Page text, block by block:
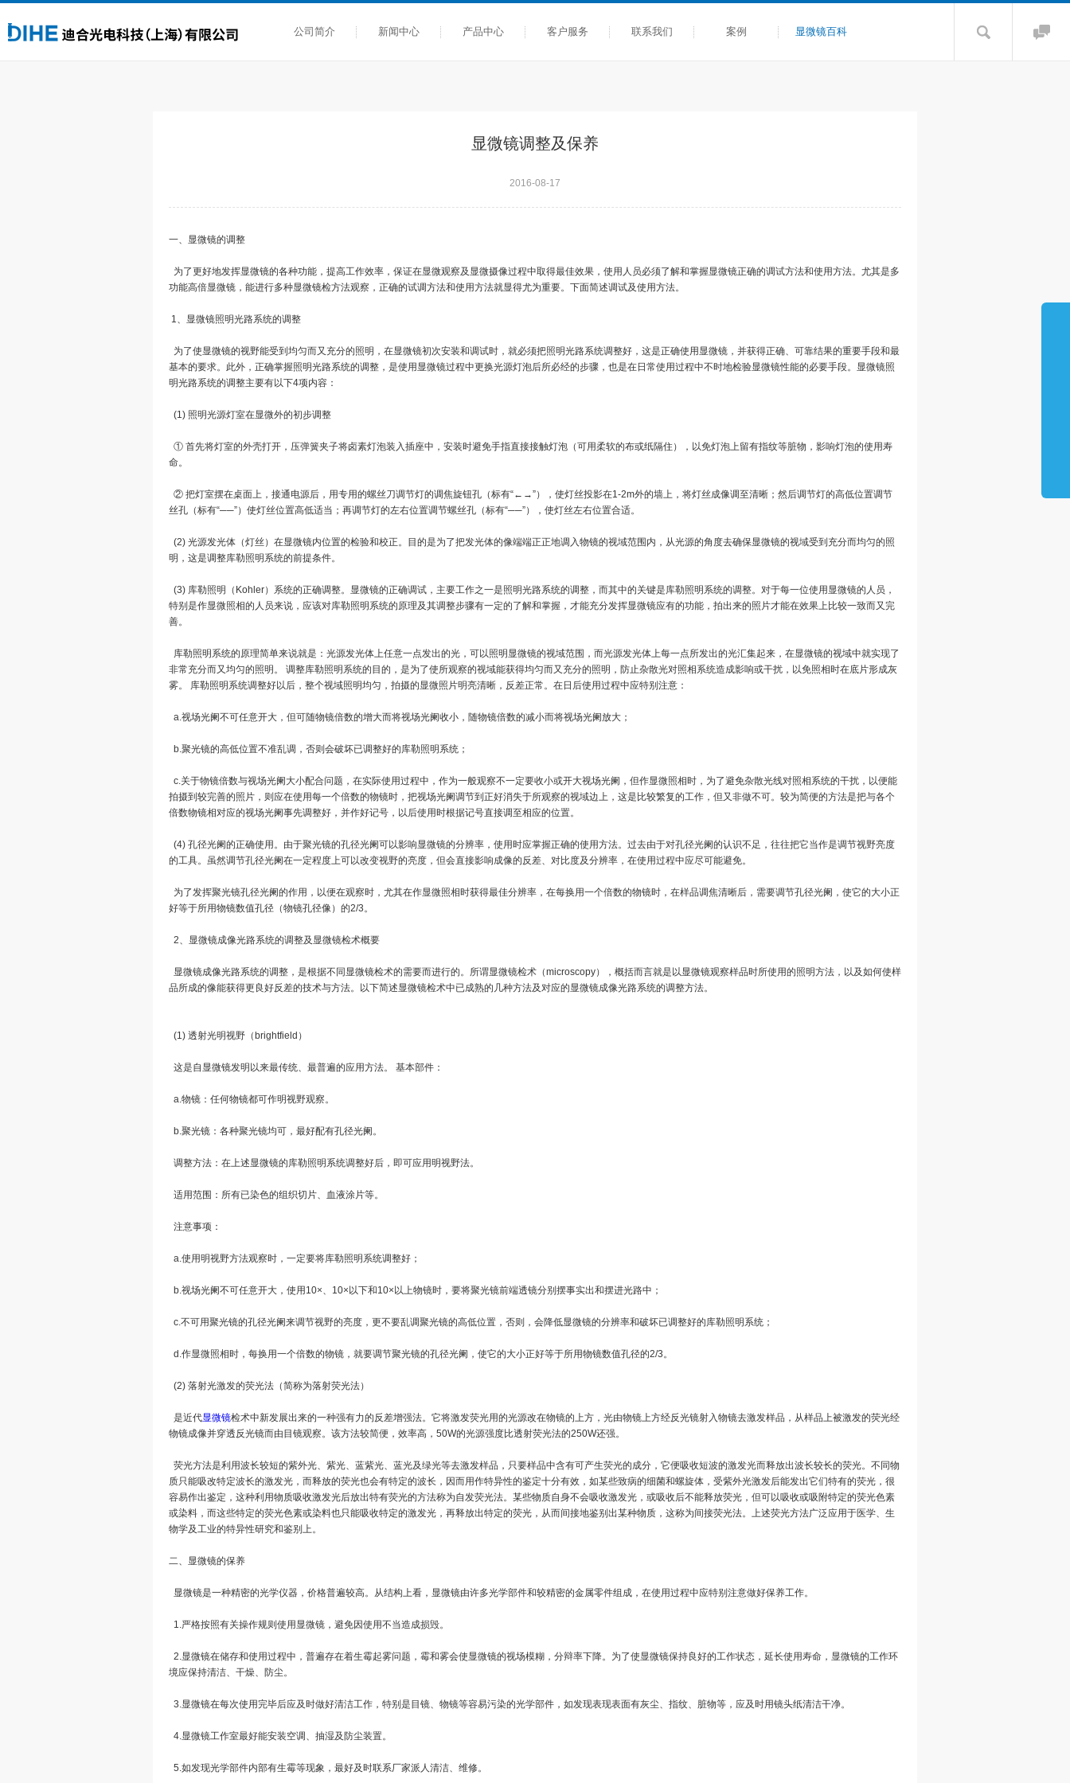
公司简介 新闻中心 产品中心 客户服务 联系我们 案例 显微镜百科
显微镜调整及保养
2016-08-17
一、显微镜的调整
为了更好地发挥显微镜的各种功能，提高工作效率，保证在显微观察及显微摄像过程中取得最佳效果，使用人员必须了解和掌握显微镜正确的调试方法和使用方法。尤其是多
功能高倍显微镜，能进行多种显微镜检方法观察，正确的试调方法和使用方法就显得尤为重要。下面简述调试及使用方法。
1、显微镜照明光路系统的调整
为了使显微镜的视野能受到均匀而又充分的照明，在显微镜初次安装和调试时，就必须把照明光路系统调整好，这是正确使用显微镜，并获得正确、可靠结果的重要手段和最
基本的要求。此外，正确掌握照明光路系统的调整，是使用显微镜过程中更换光源灯泡后所必经的步骤，也是在日常使用过程中不时地检验显微镜性能的必要手段。显微镜照
明光路系统的调整主要有以下4项内容：
(1) 照明光源灯室在显微外的初步调整
① 首先将灯室的外壳打开，压弹簧夹子将卤素灯泡装入插座中，安装时避免手指直接接触灯泡（可用柔软的布或纸隔住），以免灯泡上留有指纹等脏物，影响灯泡的使用寿
命。
② 把灯室摆在桌面上，接通电源后，用专用的螺丝刀调节灯的调焦旋钮孔（标有“←→”），使灯丝投影在1-2m外的墙上，将灯丝成像调至清晰；然后调节灯的高低位置调节
丝孔（标有“──”）使灯丝位置高低适当；再调节灯的左右位置调节螺丝孔（标有“──”），使灯丝左右位置合适。
(2) 光源发光体（灯丝）在显微镜内位置的检验和校正。目的是为了把发光体的像端端正正地调入物镜的视域范围内，从光源的角度去确保显微镜的视域受到充分而均匀的照
明，这是调整库勒照明系统的前提条件。
(3) 库勒照明（Kohler）系统的正确调整。显微镜的正确调试，主要工作之一是照明光路系统的调整，而其中的关键是库勒照明系统的调整。对于每一位使用显微镜的人员，
特别是作显微照相的人员来说，应该对库勒照明系统的原理及其调整步骤有一定的了解和掌握，才能充分发挥显微镜应有的功能，拍出来的照片才能在效果上比较一致而又完
善。
库勒照明系统的原理简单来说就是：光源发光体上任意一点发出的光，可以照明显微镜的视域范围，而光源发光体上每一点所发出的光汇集起来，在显微镜的视域中就实现了
非常充分而又均匀的照明。 调整库勒照明系统的目的，是为了使所观察的视域能获得均匀而又充分的照明，防止杂散光对照相系统造成影响或干扰，以免照相时在底片形成灰
雾。 库勒照明系统调整好以后，整个视域照明均匀，拍摄的显微照片明亮清晰，反差正常。在日后使用过程中应特别注意：
a.视场光阑不可任意开大，但可随物镜倍数的增大而将视场光阑收小，随物镜倍数的减小而将视场光阑放大；
b.聚光镜的高低位置不准乱调，否则会破坏已调整好的库勒照明系统；
c.关于物镜倍数与视场光阑大小配合问题，在实际使用过程中，作为一般观察不一定要收小或开大视场光阑，但作显微照相时，为了避免杂散光线对照相系统的干扰，以便能
拍摄到较完善的照片，则应在使用每一个倍数的物镜时，把视场光阑调节到正好消失于所观察的视域边上，这是比较繁复的工作，但又非做不可。较为简便的方法是把与各个
倍数物镜相对应的视场光阑事先调整好，并作好记号，以后使用时根据记号直接调至相应的位置。
(4) 孔径光阑的正确使用。由于聚光镜的孔径光阑可以影响显微镜的分辨率，使用时应掌握正确的使用方法。过去由于对孔径光阑的认识不足，往往把它当作是调节视野亮度
的工具。虽然调节孔径光阑在一定程度上可以改变视野的亮度，但会直接影响成像的反差、对比度及分辨率，在使用过程中应尽可能避免。
为了发挥聚光镜孔径光阑的作用，以便在观察时，尤其在作显微照相时获得最佳分辨率，在每换用一个倍数的物镜时，在样品调焦清晰后，需要调节孔径光阑，使它的大小正
好等于所用物镜数值孔径（物镜孔径像）的2/3。
2、显微镜成像光路系统的调整及显微镜检术概要
显微镜成像光路系统的调整，是根据不同显微镜检术的需要而进行的。所谓显微镜检术（microscopy），概括而言就是以显微镜观察样品时所使用的照明方法，以及如何使样
品所成的像能获得更良好反差的技术与方法。以下简述显微镜检术中已成熟的几种方法及对应的显微镜成像光路系统的调整方法。
(1) 透射光明视野（brightfield）
这是自显微镜发明以来最传统、最普遍的应用方法。 基本部件：
a.物镜：任何物镜都可作明视野观察。
b.聚光镜：各种聚光镜均可，最好配有孔径光阑。
调整方法：在上述显微镜的库勒照明系统调整好后，即可应用明视野法。
适用范围：所有已染色的组织切片、血液涂片等。
注意事项：
a.使用明视野方法观察时，一定要将库勒照明系统调整好；
b.视场光阑不可任意开大，使用10×、10×以下和10×以上物镜时，要将聚光镜前端透镜分别摆事实出和摆进光路中；
c.不可用聚光镜的孔径光阑来调节视野的亮度，更不要乱调聚光镜的高低位置，否则，会降低显微镜的分辨率和破坏已调整好的库勒照明系统；
d.作显微照相时，每换用一个倍数的物镜，就要调节聚光镜的孔径光阑，使它的大小正好等于所用物镜数值孔径的2/3。
(2) 落射光激发的荧光法（简称为落射荧光法）
是近代显微镜检术中新发展出来的一种强有力的反差增强法。它将激发荧光用的光源改在物镜的上方，光由物镜上方经反光镜射入物镜去激发样品，从样品上被激发的荧光经
物镜成像并穿透反光镜而由目镜观察。该方法较简便，效率高，50W的光源强度比透射荧光法的250W还强。
荧光方法是利用波长较短的紫外光、紫光、蓝紫光、蓝光及绿光等去激发样品，只要样品中含有可产生荧光的成分，它便吸收短波的激发光而释放出波长较长的荧光。不同物
质只能吸改特定波长的激发光，而释放的荧光也会有特定的波长，因而用作特异性的鉴定十分有效，如某些致病的细菌和螺旋体，受紫外光激发后能发出它们特有的荧光，很
容易作出鉴定，这种利用物质吸收激发光后放出特有荧光的方法称为自发荧光法。某些物质自身不会吸收激发光，或吸收后不能释放荧光，但可以吸收或吸附特定的荧光色素
或染料，而这些特定的荧光色素或染料也只能吸收特定的激发光，再释放出特定的荧光，从而间接地鉴别出某种物质，这称为间接荧光法。上述荧光方法广泛应用于医学、生
物学及工业的特异性研究和鉴别上。
二、显微镜的保养
显微镜是一种精密的光学仪器，价格普遍较高。从结构上看，显微镜由许多光学部件和较精密的金属零件组成，在使用过程中应特别注意做好保养工作。
1.严格按照有关操作规则使用显微镜，避免因使用不当造成损毁。
2.显微镜在储存和使用过程中，普遍存在着生霉起雾问题，霉和雾会使显微镜的视场模糊，分辩率下降。为了使显微镜保持良好的工作状态，延长使用寿命，显微镜的工作环
境应保持清洁、干燥、防尘。
3.显微镜在每次使用完毕后应及时做好清洁工作，特别是目镜、物镜等容易污染的光学部件，如发现表现表面有灰尘、指纹、脏物等，应及时用镜头纸清洁干净。
4.显微镜工作室最好能安装空调、抽湿及防尘装置。
5.如发现光学部件内部有生霉等现象，最好及时联系厂家派人清洁、维修。